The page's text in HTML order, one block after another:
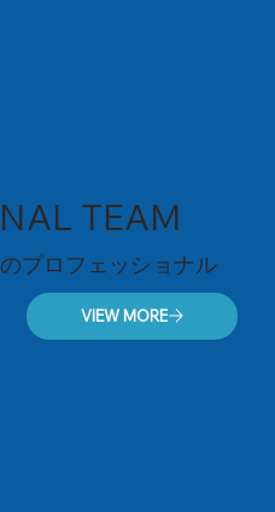
TEAM
プロフェッショナル
VIEW MORE